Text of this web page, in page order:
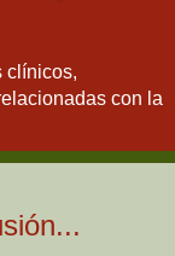
clínicos,
con la